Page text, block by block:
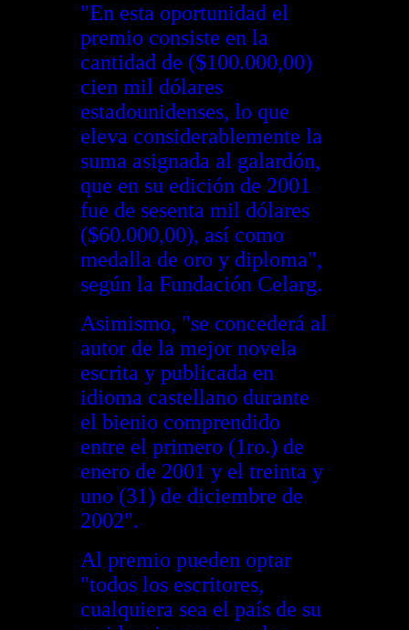
"En esta oportunidad el
premio consiste en la
cantidad de ($100.000,00)
cien mil dólares
estadounidenses, lo que
eleva considerablemente la
suma asignada al galardón,
que en su edición de 2001
fue de sesenta mil dólares
($60.000,00), así como
medalla de oro y diploma",
según la Fundación Celarg.
Asimismo, "se concederá al
autor de la mejor novela
escrita y publicada en
idioma castellano durante
el bienio comprendido
entre el primero (1ro.) de
enero de 2001 y el treinta y
uno (31) de diciembre de
2002".
Al premio pueden optar
"todos los escritores,
cualquiera sea el país de su